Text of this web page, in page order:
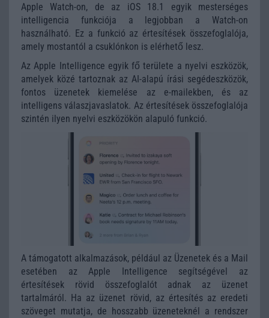
Apple Watch-on, de az iOS 18.1 egyik mesterséges
intelligencia funkciója a legjobban a Watch-on
használható. Ez a funkció az értesítések összefoglalója,
amely mostantól a csuklónkon is elérhető lesz.
Az Apple Intelligence egyik fő területe a nyelvi eszközök,
amelyek közé tartoznak az AI-alapú írási segédeszközök,
fontos üzenetek kiemelése az e-mailekben, és az
intelligens válaszjavaslatok. Az értesítések összefoglalója
szintén ilyen nyelvi eszközökön alapuló funkció.
A támogatott alkalmazások, például az Üzenetek és a Mail
esetében az Apple Intelligence segítségével az
értesítések rövid összefoglalót adnak az üzenet
tartalmáról. Ha az üzenet rövid, az értesítés az eredeti
szöveget mutatja, de hosszabb üzeneteknél a rendszer